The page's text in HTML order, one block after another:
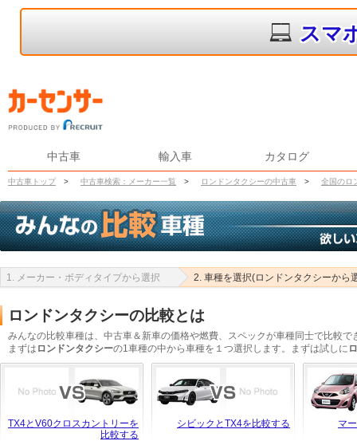
スマ
中古車 輸入車 カタログ
中古車トップ > 中古車検索：メーカー一覧 > ロンドンタクシーの中古車 > 全国のロ
1. メーカー・ボディタイプから選択 2. 車種を選択(ロンドンタクシーから
ロンドンタクシーの比較とは
みんなの比較車種は、中古車＆新車の価格や燃費、スペックが車種同士で比較で
まずは ロンドンタクシーの1車種の中から車種を１つ選択します。まずは試しに
TX4とV60クロスカントリーを
比較する
シビックとTX4を比較する マ